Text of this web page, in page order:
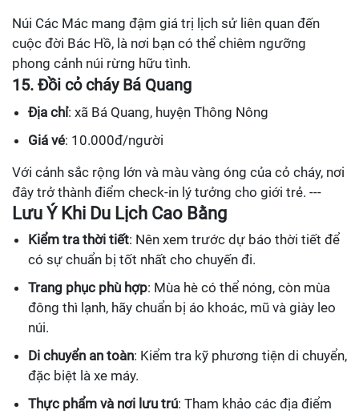
Núi Các Mác mang đậm giá trị lịch sử liên quan đến
cuộc đời Bác Hồ, là nơi bạn có thể chiêm ngưỡng
phong cảnh núi rừng hữu tình.
15. Đồi cỏ cháy Bá Quang
Địa chỉ: xã Bá Quang, huyện Thông Nông
Giá vé: 10.000đ/người
Với cảnh sắc rộng lớn và màu vàng óng của cỏ cháy, nơi
đây trở thành điểm check-in lý tưởng cho giới trẻ. ---
Lưu Ý Khi Du Lịch Cao Bằng
Kiểm tra thời tiết: Nên xem trước dự báo thời tiết để
có sự chuẩn bị tốt nhất cho chuyến đi.
Trang phục phù hợp: Mùa hè có thể nóng, còn mùa
đông thì lạnh, hãy chuẩn bị áo khoác, mũ và giày leo
núi.
Di chuyển an toàn: Kiểm tra kỹ phương tiện di chuyển,
đặc biệt là xe máy.
Thực phẩm và nơi lưu trú: Tham khảo các địa điểm